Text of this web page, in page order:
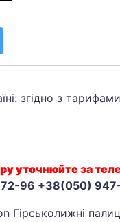
згідно з
уточнюйте за
96 +38(050)
Гірськолижні